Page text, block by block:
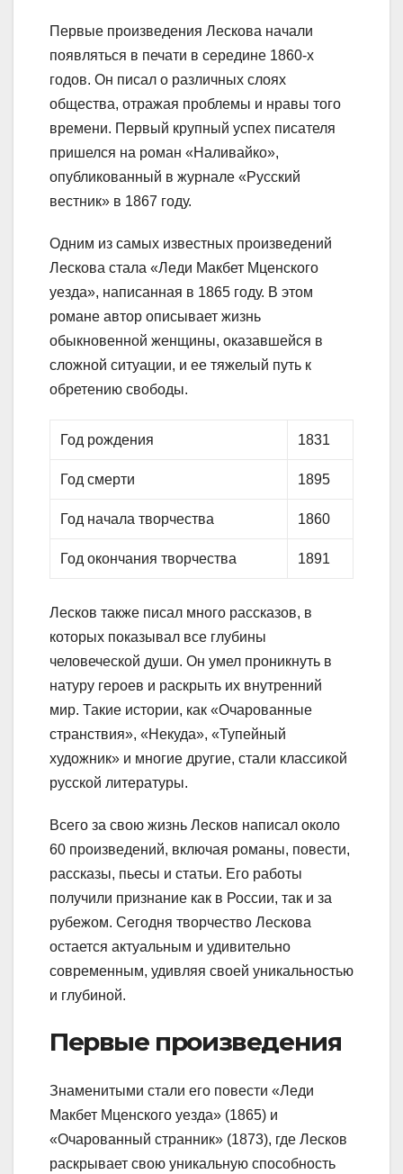
Первые произведения Лескова начали
появляться в печати в середине 1860-х
годов. Он писал о различных слоях
общества, отражая проблемы и нравы того
времени. Первый крупный успех писателя
пришелся на роман «Наливайко»,
опубликованный в журнале «Русский
вестник» в 1867 году.
Одним из самых известных произведений
Лескова стала «Леди Макбет Мценского
уезда», написанная в 1865 году. В этом
романе автор описывает жизнь
обыкновенной женщины, оказавшейся в
сложной ситуации, и ее тяжелый путь к
обретению свободы.
Год рождения 1831
Год смерти 1895
Год начала творчества 1860
Год окончания творчества 1891
Лесков также писал много рассказов, в
которых показывал все глубины
человеческой души. Он умел проникнуть в
натуру героев и раскрыть их внутренний
мир. Такие истории, как «Очарованные
странствия», «Некуда», «Тупейный
художник» и многие другие, стали классикой
русской литературы.
Всего за свою жизнь Лесков написал около
60 произведений, включая романы, повести,
рассказы, пьесы и статьи. Его работы
получили признание как в России, так и за
рубежом. Сегодня творчество Лескова
остается актуальным и удивительно
современным, удивляя своей уникальностью
и глубиной.
Первые произведения
Знаменитыми стали его повести «Леди
Макбет Мценского уезда» (1865) и
«Очарованный странник» (1873), где Лесков
раскрывает свою уникальную способность